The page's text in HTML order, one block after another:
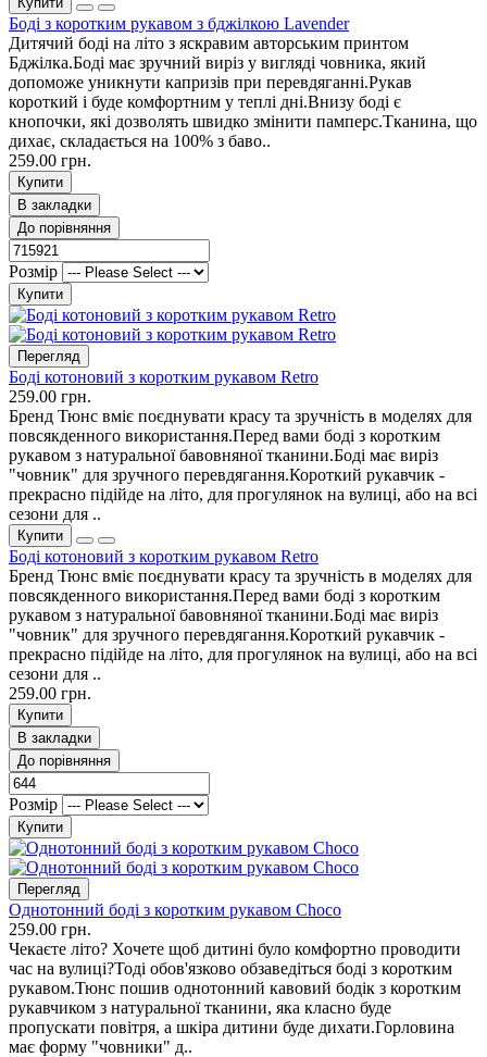
Боді з коротким рукавом з бджілкою Lavender
Дитячий боді на літо з яскравим авторським принтом
Бджілка.Боді має зручний виріз у вигляді човника, який
допоможе уникнути капризів при перевдяганні.Рукав
короткий і буде комфортним у теплі дні.Внизу боді є
кнопочки, які дозволять швидко змінити памперс.Тканина, що
дихає, складається на 100% з баво..
259.00 грн.
Купити
В закладки
До порівняння
Розмір
Купити
Перегляд
Боді котоновий з коротким рукавом Retro
259.00 грн.
Бренд Тюнс вміє поєднувати красу та зручність в моделях для
повсякденного використання.Перед вами боді з коротким
рукавом з натуральної бавовняної тканини.Боді має виріз
"човник" для зручного перевдягання.Короткий рукавчик -
прекрасно підійде на літо, для прогулянок на вулиці, або на всі
сезони для ..
Купити
Боді котоновий з коротким рукавом Retro
Бренд Тюнс вміє поєднувати красу та зручність в моделях для
повсякденного використання.Перед вами боді з коротким
рукавом з натуральної бавовняної тканини.Боді має виріз
"човник" для зручного перевдягання.Короткий рукавчик -
прекрасно підійде на літо, для прогулянок на вулиці, або на всі
сезони для ..
259.00 грн.
Купити
В закладки
До порівняння
Розмір
Купити
Перегляд
Однотонний боді з коротким рукавом Choco
259.00 грн.
Чекаєте літо? Хочете щоб дитині було комфортно проводити
час на вулиці?Тоді обов'язково обзаведіться боді з коротким
рукавом.Тюнс пошив однотонний кавовий бодік з коротким
рукавчиком з натуральної тканини, яка класно буде
пропускати повітря, а шкіра дитини буде дихати.Горловина
має форму "човники" д..